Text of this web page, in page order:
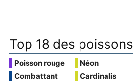
Top 18 des poissons
Poisson rouge
Combattant
Néon
Cardinalis